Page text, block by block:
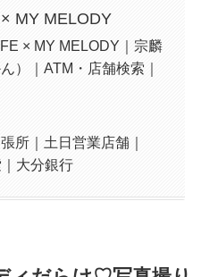
MY MELODY
× MY MELODY｜宗麟
）｜ATM・店舗検索｜
所｜土日営業店舗｜
大分銀行